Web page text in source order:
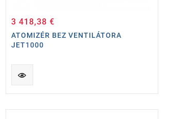
3 418,38 €Cena
ATOMIZÉR BEZ VENTILÁTORA
JET1000